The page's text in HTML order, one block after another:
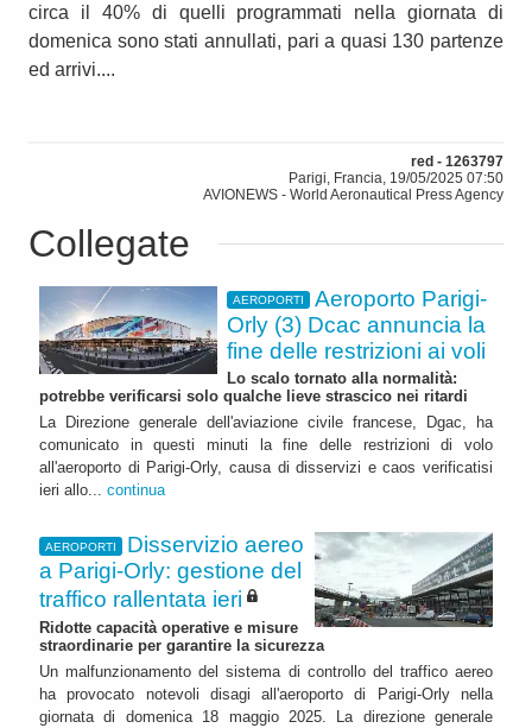
circa il 40% di quelli programmati nella giornata di
domenica sono stati annullati, pari a quasi 130 partenze
ed arrivi....
red - 1263797
Parigi, Francia, 19/05/2025 07:50
AVIONEWS - World Aeronautical Press Agency
Collegate
AEROPORTI
Aeroporto Parigi-
Orly (3) Dcac annuncia la
fine delle restrizioni ai voli
Lo scalo tornato alla normalità:
potrebbe verificarsi solo qualche lieve strascico nei ritardi
La Direzione generale dell'aviazione civile francese, Dgac, ha
comunicato in questi minuti la fine delle restrizioni di volo
all'aeroporto di Parigi-Orly, causa di disservizi e caos verificatisi
ieri allo... continua
AEROPORTI
Disservizio aereo
a Parigi-Orly: gestione del
traffico rallentata ieri
Ridotte capacità operative e misure
straordinarie per garantire la sicurezza
Un malfunzionamento del sistema di controllo del traffico aereo
ha provocato notevoli disagi all'aeroporto di Parigi-Orly nella
giornata di domenica 18 maggio 2025. La direzione generale